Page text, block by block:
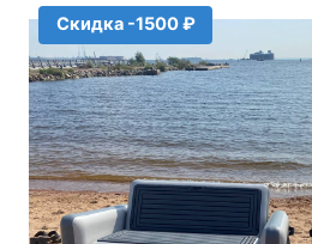
Скидка -1500 ₽